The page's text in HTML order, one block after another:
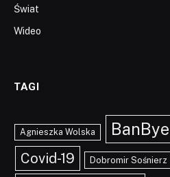
Świat
Wideo
TAGI
Agnieszka Wolska BanBye
Covid-19 Dobromir Sośnierz